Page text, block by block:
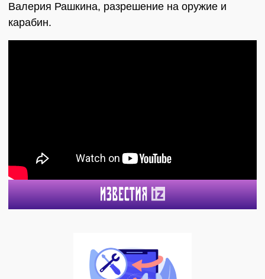
Валерия Рашкина, разрешение на оружие и
карабин.